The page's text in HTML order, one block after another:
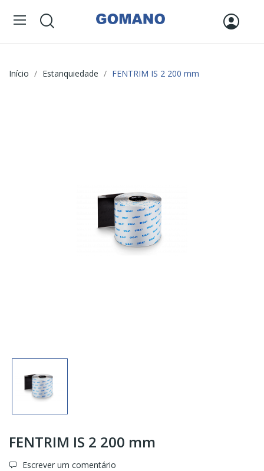
Início Estanquiedade FENTRIM IS 2 200 mm
FENTRIM IS 2 200 mm
Escrever um comentário